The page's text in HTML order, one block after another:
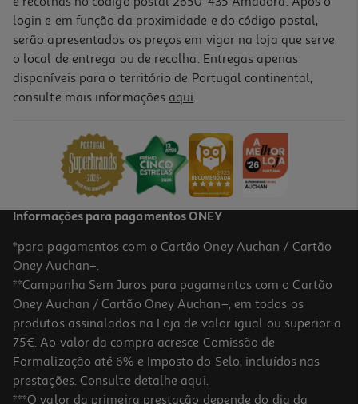
Refrigerante C/ Gás Sprite Lima Limão S/ Açúcar 1.5l (sdr)
+0,10 € Depósito
Refrigerante C/ Gás Sprite Lima Limão S/ Açúcar 0.5l (sdr)
login e em função da proximidade e do código postal,
serão apresentados os preços em vigor na loja que serve
o local de entrega ou de recolha. Entregas apenas
disponíveis para o território de Portugal continental,
consulte mais informações aqui.
Informações para pagamentos ONEY
*para pagamentos com o Cartão Oney Auchan / Cartão
Oney Auchan+.
**Campanha Sem Juros para pagamentos com o Cartão
Oney Auchan / Cartão Oney Auchan+, em todos os
produtos assinalados na Loja de valor igual ou superior a
75€. Ao valor da compra acresce Comissão de
Formalização até 6% e Imposto do Selo, incluídos nas
prestações. Consulte detalhe aqui.
***O valor da primeira prestação depende do dia da